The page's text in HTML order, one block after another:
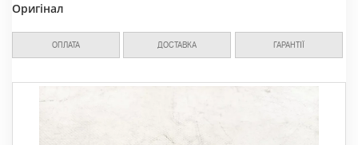
Оригінал
ОПЛАТА ДОСТАВКА ГАРАНТІЇ